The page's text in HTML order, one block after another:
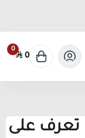
0
0
تعرف على